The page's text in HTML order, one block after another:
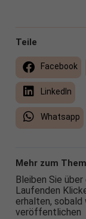
Teile
Facebook
LinkedIn
Whatsapp
Mehr zum
Bleiben Sie
Laufenden
erhalten, sobald
veröffentlichen